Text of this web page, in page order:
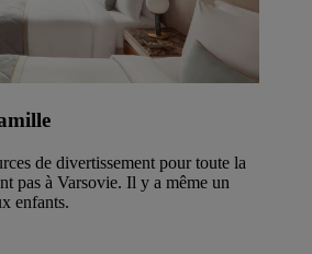
de divertissement pour toute la
pas à Varsovie. Il y a même un
enfants.